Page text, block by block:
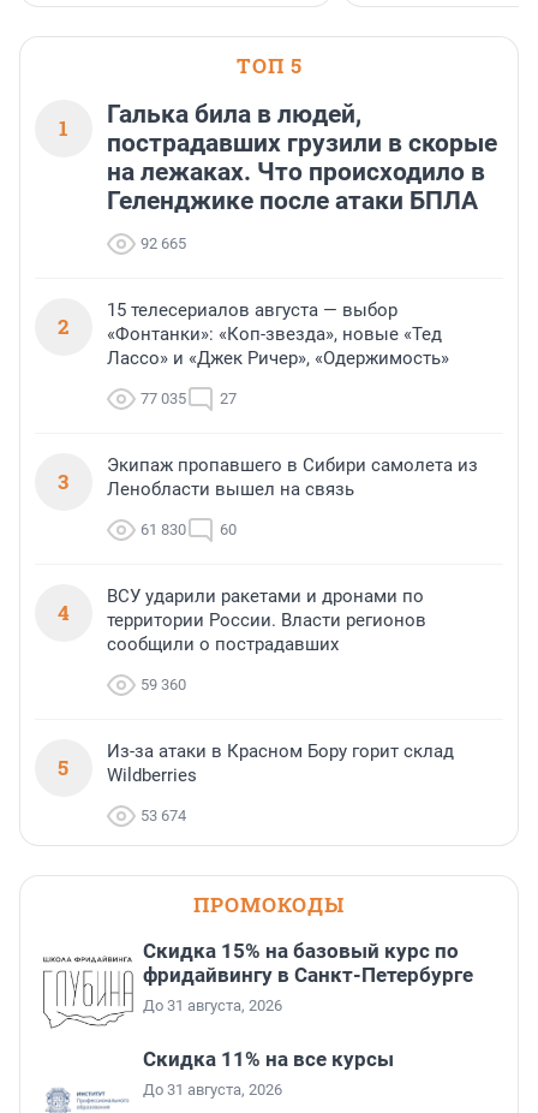
ТОП 5
1
Галька била в людей,
пострадавших грузили в скорые
на лежаках. Что происходило в
Геленджике после атаки БПЛА
92 665
2
15 телесериалов августа — выбор
«Фонтанки»: «Коп-звезда», новые «Тед
Лассо» и «Джек Ричер», «Одержимость»
77 035 27
3
Экипаж пропавшего в Сибири самолета из
Ленобласти вышел на связь
61 830 60
4
ВСУ ударили ракетами и дронами по
территории России. Власти регионов
сообщили о пострадавших
59 360
5
Из-за атаки в Красном Бору горит склад
Wildberries
53 674
ПРОМОКОДЫ
Скидка 15% на базовый курс по
фридайвингу в Санкт-Петербурге
До 31 августа, 2026
Скидка 11% на все курсы
До 31 августа, 2026